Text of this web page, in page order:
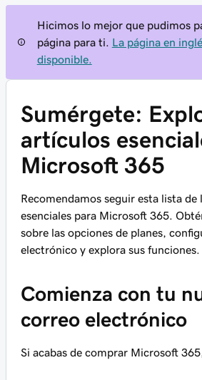
Hicimos lo mejor que pudimos
página para ti.
La página en
disponible.
Sumérgete:
artículos
Microsoft 365
Recomendamos seguir esta lista de
esenciales para Microsoft 365.
sobre las opciones de planes,
electrónico y explora sus funciones.
Comienza con tu
correo electrónico
Si acabas de comprar Microsoft